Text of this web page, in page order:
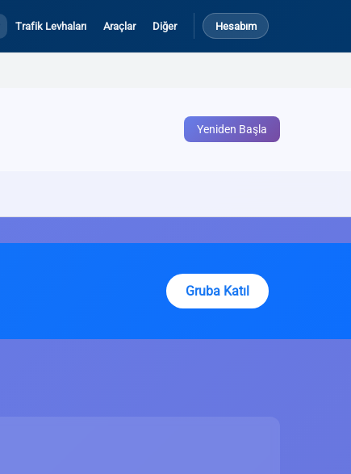
Trafik Levhaları Araçlar Diğer Hesabım
Yeniden Başla
Gruba Katıl